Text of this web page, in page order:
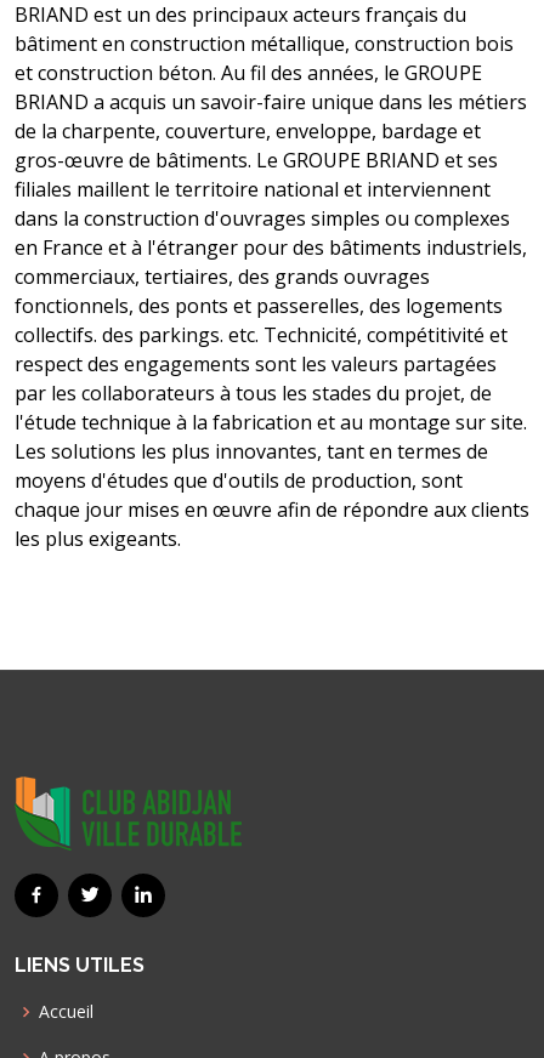
BRIAND est un des principaux acteurs français du
bâtiment en construction métallique, construction bois
et construction béton. Au fil des années, le GROUPE
BRIAND a acquis un savoir-faire unique dans les métiers
de la charpente, couverture, enveloppe, bardage et
gros-œuvre de bâtiments. Le GROUPE BRIAND et ses
filiales maillent le territoire national et interviennent
dans la construction d'ouvrages simples ou complexes
en France et à l'étranger pour des bâtiments industriels,
commerciaux, tertiaires, des grands ouvrages
fonctionnels, des ponts et passerelles, des logements
collectifs. des parkings. etc. Technicité, compétitivité et
respect des engagements sont les valeurs partagées
par les collaborateurs à tous les stades du projet, de
l'étude technique à la fabrication et au montage sur site.
Les solutions les plus innovantes, tant en termes de
moyens d'études que d'outils de production, sont
chaque jour mises en œuvre afin de répondre aux clients
les plus exigeants.
LIENS UTILES
Accueil